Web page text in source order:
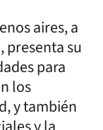
aires, a
presenta su
para
los
y también